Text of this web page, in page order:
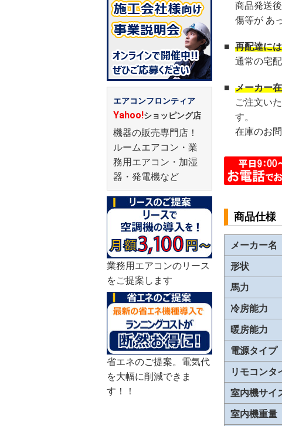
エアコンフロンティア
Yahoo!ショッピング店
機器の販売専門店！
ルームエアコン・業
務用エアコン・加湿
器・発電機など
業務用エアコンのリース
をご提案します
省エネのご提案。電気代
を大幅に削減できま
す！！
商品発送
傷等が あ
■ 再配達に
通常の宅
■ メーカー
ご注文い
す。
在庫のお
商品仕様
メーカー名
形状
馬力
冷房能力
暖房能力
電源タイプ
リモコンタ
室内機サイ
室内機重量